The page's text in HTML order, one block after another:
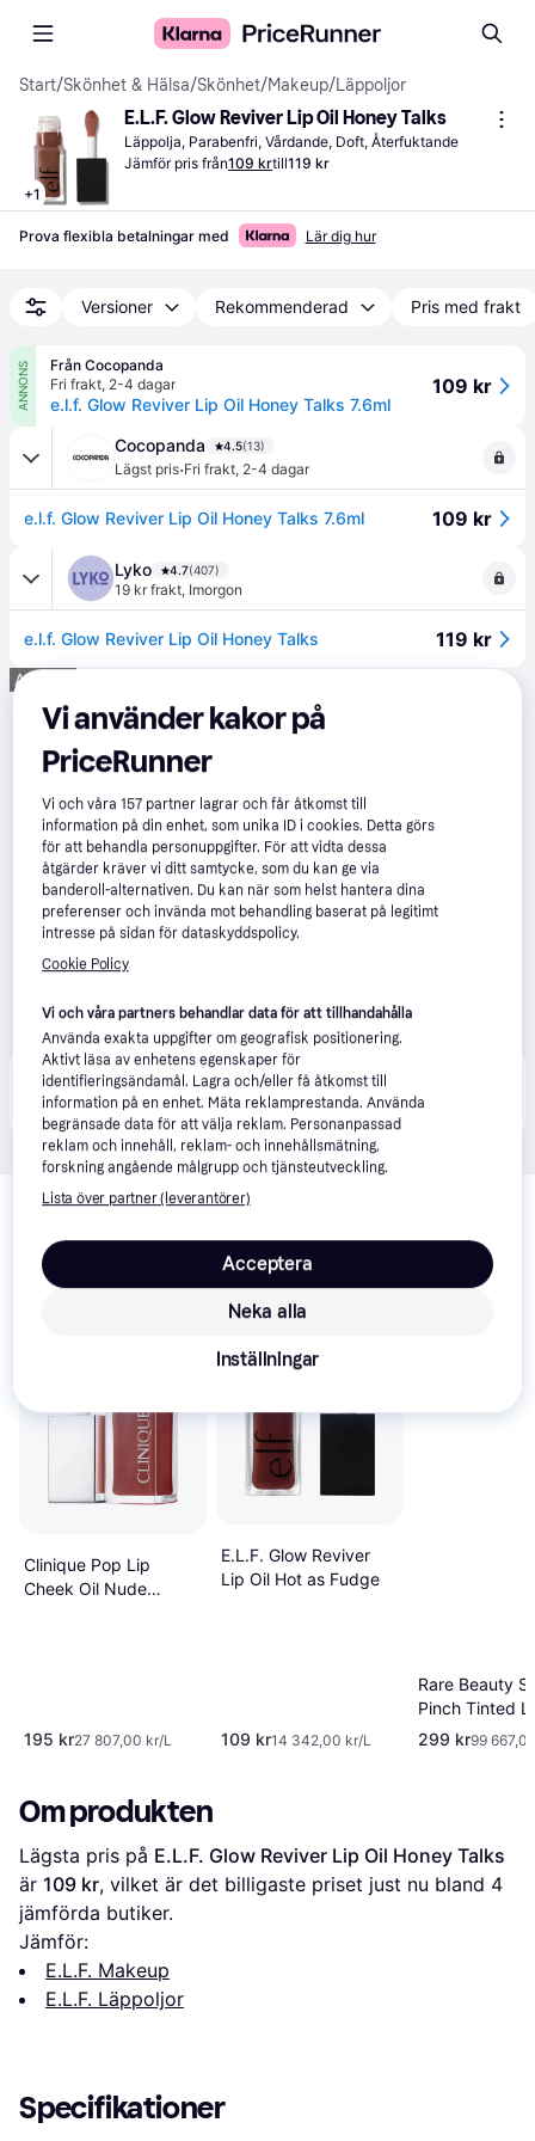
Start/Skönhet & Hälsa/Skönhet/Makeup/Läppoljor
+1
E.L.F. Glow Reviver Lip Oil Honey Talks
Läppolja, Parabenfri, Vårdande, Doft, Återfuktande
Jämför pris från109 krtill119 kr
Prova flexibla betalningar med Lär dig hur
Versioner Rekommenderad Pris med frakt
ANNONS
Från Cocopanda
Fri frakt, 2-4 dagar
e.l.f. Glow Reviver Lip Oil Honey Talks 7.6ml
109 kr
Cocopanda 4.5(13)
Lägst pris·Fri frakt, 2-4 dagar
e.l.f. Glow Reviver Lip Oil Honey Talks 7.6ml 109 kr
Lyko 4.7(407)
19 kr frakt, Imorgon
e.l.f. Glow Reviver Lip Oil Honey Talks 119 kr
Annons
Produkten finns även hos 1 butik som valt att inte
samarbeta med PriceRunner.
Relaterade produkter
intressera dig.
Clinique Pop Lip
Cheek Oil Nude
195 kr27 807,00 kr/L
Trendande
E.L.F. Glow Reviver
Lip Oil Hot as Fudge
109 kr14 342,00 kr/L
Rare Beauty
Pinch Tinted
Serenity
299 kr99
Om produkten
Lägsta pris på E.L.F. Glow Reviver Lip Oil Honey Talks
är 109 kr, vilket är det billigaste priset just nu bland 4
jämförda butiker.
Jämför:
E.L.F. Makeup
E.L.F. Läppoljor
Specifikationer
Vi använder kakor på
PriceRunner
Vi och våra157 partner lagrar och får åtkomst till
information på din enhet, som unika ID i cookies. Detta görs
för att behandla personuppgifter. För att vidta dessa
åtgärder kräver vi ditt samtycke, som du kan ge via
banderoll-alternativen. Du kan när som helst hantera dina
preferenser och invända mot behandling baserat på legitimt
intresse på sidan för dataskyddspolicy.
Cookie Policy
Vi och våra partners behandlar data för att tillhandahålla
Använda exakta uppgifter om geografisk positionering.
Aktivt läsa av enhetens egenskaper för
identifieringsändamål. Lagra och/eller få åtkomst till
information på en enhet. Mäta reklamprestanda. Använda
begränsade data för att välja reklam. Personanpassad
reklam och innehåll, reklam- och innehållsmätning,
forskning angående målgrupp och tjänsteutveckling.
Lista över partner (leverantörer)
Neka alla
Acceptera
Inställningar